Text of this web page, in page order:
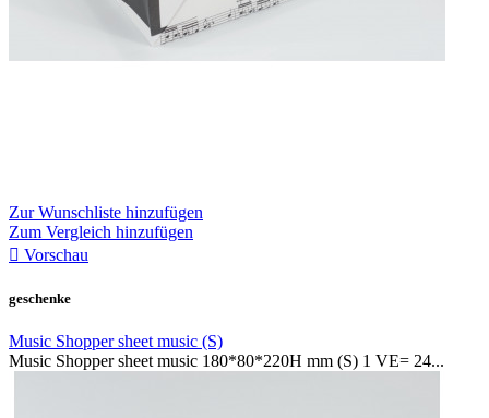
Zur Wunschliste hinzufügen
Zum Vergleich hinzufügen
 Vorschau
geschenke
Music Shopper sheet music (S)
Music Shopper sheet music 180*80*220H mm (S) 1 VE= 24...